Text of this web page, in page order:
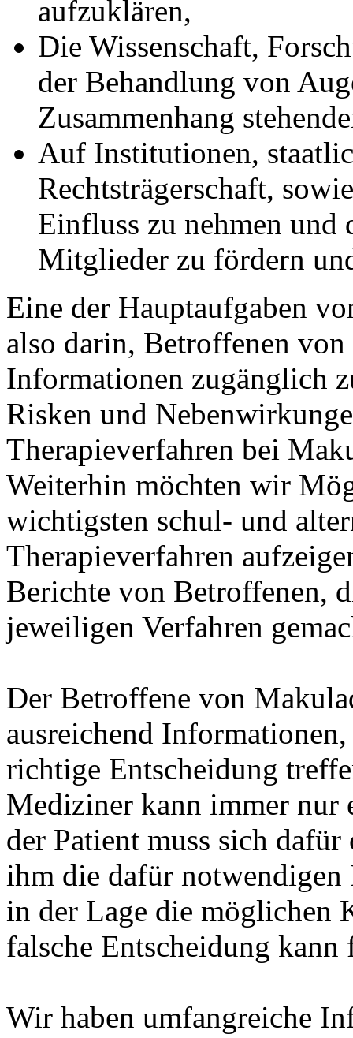
aufzuklären,
Die Wissenschaft,
der Behandlung von
Zusammenhang
Auf Institutionen,
Rechtsträgerschaft,
Einfluss zu nehmen und
Mitglieder zu fördern
Eine der Hauptaufgaben
also darin, Betroffenen
Informationen zugänglich
Risken und
Therapieverfahren bei
Weiterhin möchten wir
wichtigsten schul- und
Therapieverfahren
Berichte von Betroffenen,
jeweiligen Verfahren
Der Betroffene von
ausreichend
richtige Entscheidung
Mediziner kann immer nur
der Patient muss sich dafür
ihm die dafür
in der Lage die möglichen
falsche Entscheidung kann
Wir haben umfangreiche